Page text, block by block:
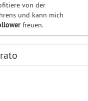
von der
und kann mich
freuen.